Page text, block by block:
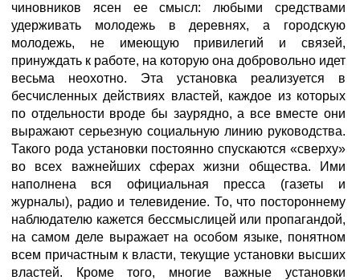
чиновников ясен ее смысл: любыми средствами
удерживать молодежь в деревнях, а городскую
молодежь, не имеющую привилегий и связей,
принуждать к работе, на которую она добровольно идет
весьма неохотно. Эта установка реализуется в
бесчисленных действиях властей, каждое из которых
по отдельности вроде бы заурядно, а все вместе они
выражают серьезную социальную линию руководства.
Такого рода установки постоянно спускаются «сверху»
во всех важнейших сферах жизни общества. Ими
наполнена вся официальная пресса (газеты и
журналы), радио и телевидение. То, что постороннему
наблюдателю кажется бессмыслицей или пропагандой,
на самом деле выражает на особом языке, понятном
всем причастным к власти, текущие установки высших
властей. Кроме того, многие важные установки